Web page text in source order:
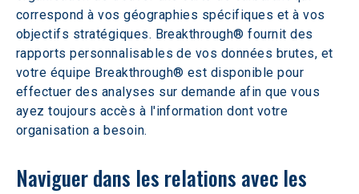
correspond à vos géographies spécifiques et à vos
objectifs stratégiques. Breakthrough® fournit des
rapports personnalisables de vos données brutes, et
votre équipe Breakthrough® est disponible pour
effectuer des analyses sur demande afin que vous
ayez toujours accès à l'information dont votre
organisation a besoin.
Naviguer dans les relations avec les